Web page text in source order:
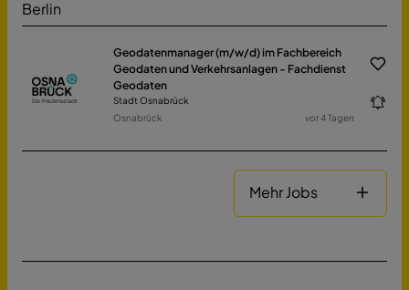
Geodatenmanager (m/w/d) im Fachbereich
Geodaten und Verkehrsanlagen - Fachdienst
Geodaten
Stadt Osnabrück
Osnabrück
vor 4 Tagen
Mehr Jobs